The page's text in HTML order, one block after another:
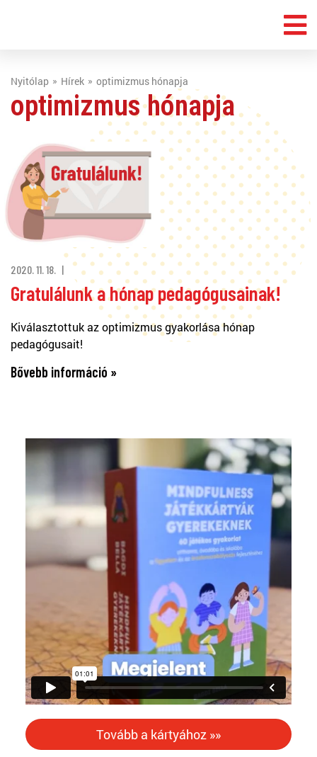
Nyitólap Hírek optimizmus hónapja
optimizmus hónapja
2020. 11. 18.
Gratulálunk a hónap pedagógusainak!
Kiválasztottuk az optimizmus gyakorlása hónap
pedagógusait!
Bővebb információ »
Tovább a kártyához »»